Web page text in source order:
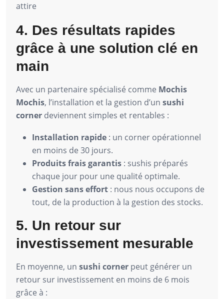
attire
4. Des résultats rapides
grâce à une solution clé en
main
Avec un partenaire spécialisé comme Mochis
Mochis, l’installation et la gestion d’un sushi
corner deviennent simples et rentables :
Installation rapide : un corner opérationnel
en moins de 30 jours.
Produits frais garantis : sushis préparés
chaque jour pour une qualité optimale.
Gestion sans effort : nous nous occupons de
tout, de la production à la gestion des stocks.
5. Un retour sur
investissement mesurable
En moyenne, un sushi corner peut générer un
retour sur investissement en moins de 6 mois
grâce à :